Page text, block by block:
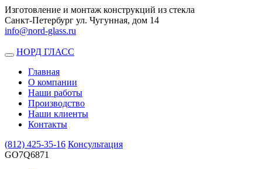
Изготовление и монтаж конструкций из стекла
Санкт-Петербург ул. Чугунная, дом 14
info@nord-glass.ru
Toggle
navigation
НОРД ГЛАСС
Главная
О компании
Наши работы
Производство
Наши клиенты
Контакты
(812) 425-35-16 Консультация
GO7Q6871